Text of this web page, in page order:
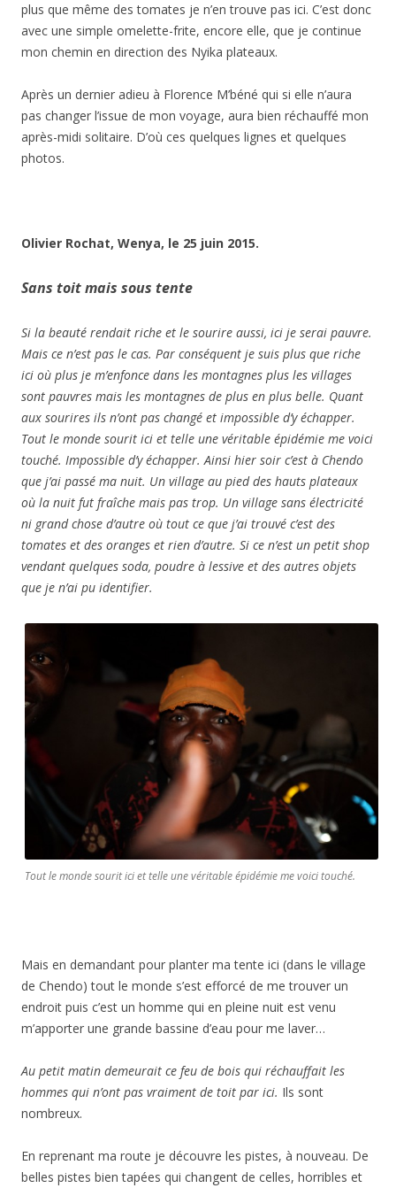
plus que même des tomates je n’en trouve pas ici. C’est donc
avec une simple omelette-frite, encore elle, que je continue
mon chemin en direction des Nyika plateaux.
Après un dernier adieu à Florence M’béné qui si elle n’aura
pas changer l’issue de mon voyage, aura bien réchauffé mon
après-midi solitaire. D’où ces quelques lignes et quelques
photos.
Olivier Rochat, Wenya, le 25 juin 2015.
Sans toit mais sous tente
Si la beauté rendait riche et le sourire aussi, ici je serai pauvre.
Mais ce n’est pas le cas. Par conséquent je suis plus que riche
ici où plus je m’enfonce dans les montagnes plus les villages
sont pauvres mais les montagnes de plus en plus belle. Quant
aux sourires ils n’ont pas changé et impossible d’y échapper.
Tout le monde sourit ici et telle une véritable épidémie me voici
touché. Impossible d’y échapper. Ainsi hier soir c’est à Chendo
que j’ai passé ma nuit. Un village au pied des hauts plateaux
où la nuit fut fraîche mais pas trop. Un village sans électricité
ni grand chose d’autre où tout ce que j’ai trouvé c’est des
tomates et des oranges et rien d’autre. Si ce n’est un petit shop
vendant quelques soda, poudre à lessive et des autres objets
que je n’ai pu identifier.
Tout le monde sourit ici et telle une véritable épidémie me voici touché.
Mais en demandant pour planter ma tente ici (dans le village
de Chendo) tout le monde s’est efforcé de me trouver un
endroit puis c’est un homme qui en pleine nuit est venu
m’apporter une grande bassine d’eau pour me laver…
Au petit matin demeurait ce feu de bois qui réchauffait les
hommes qui n’ont pas vraiment de toit par ici. Ils sont
nombreux.
En reprenant ma route je découvre les pistes, à nouveau. De
belles pistes bien tapées qui changent de celles, horribles et